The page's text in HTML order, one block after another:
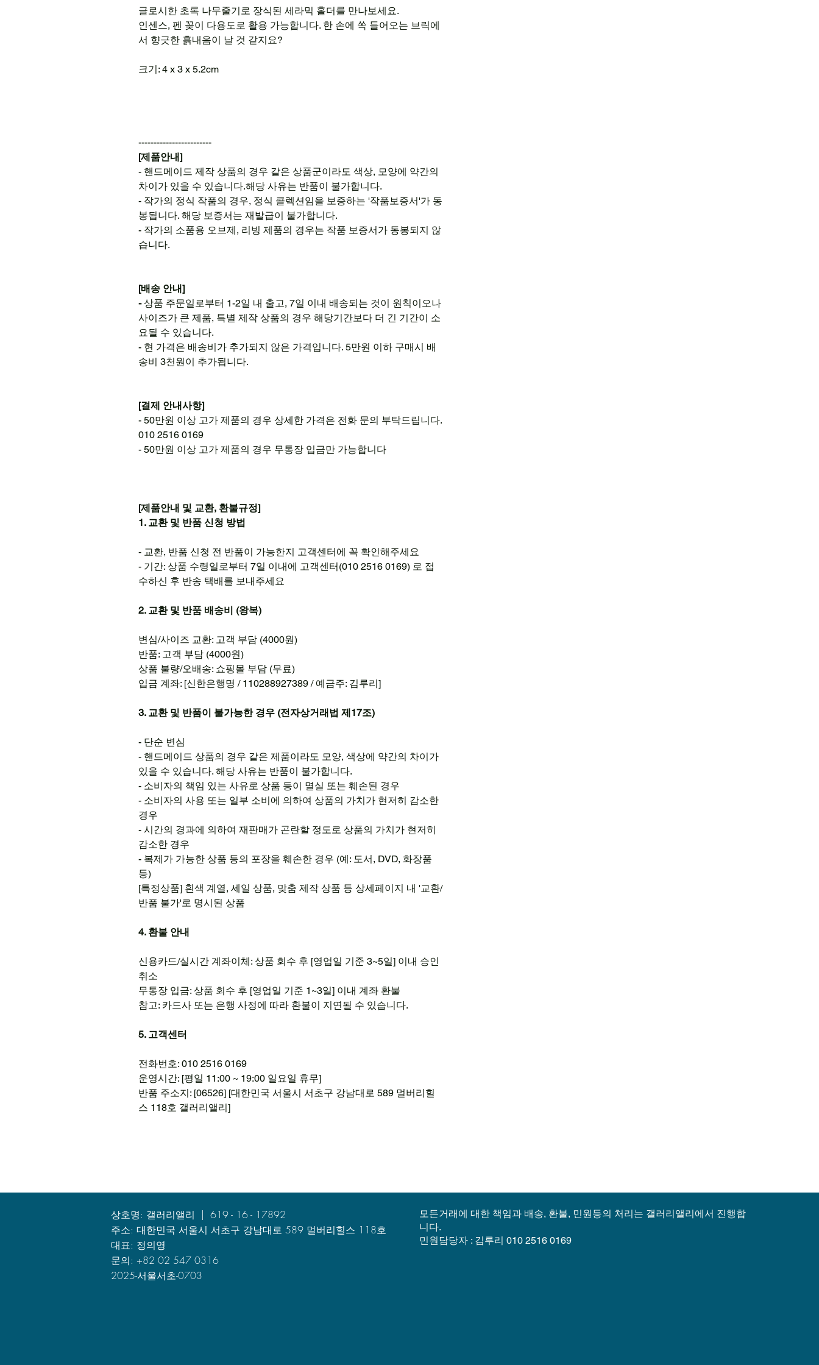
글로시한 초록 나무줄기로 장식된 세라믹 홀더를 만나보세요.
인센스, 펜 꽂이 다용도로 활용 가능합니다. 한 손에 쏙 들어오는 브릭에
서 향긋한 흙내음이 날 것 같지요?
크기: 4 x 3 x 5.2cm
------------------------
[제품안내]
- 핸드메이드 제작 상품의 경우 같은 상품군이라도 색상, 모양에 약간의
차이가 있을 수 있습니다.해당 사유는 반품이 불가합니다.
- 작가의 정식 작품의 경우, 정식 콜렉션임을 보증하는 '작품보증서'가 동
봉됩니다. 해당 보증서는 재발급이 불가합니다.
- 작가의 소품용 오브제, 리빙 제품의 경우는 작품 보증서가 동봉되지 않
습니다.
[배송 안내]
-상품 주문일로부터 1-2일 내 출고, 7일 이내 배송되는 것이 원칙이오나
사이즈가 큰 제품, 특별 제작 상품의 경우 해당기간보다 더 긴 기간이 소
요될 수 있습니다.
- 현 가격은 배송비가 추가되지 않은 가격입니다. 5만원 이하 구매시 배
송비 3천원이 추가됩니다.
[결제 안내사항]
- 50만원 이상 고가 제품의 경우 상세한 가격은 전화 문의 부탁드립니다.
010 2516 0169
- 50만원 이상 고가 제품의 경우 무통장 입금만 가능합니다
[제품안내 및 교환, 환불규정]
1. 교환 및 반품 신청 방법
- 교환, 반품 신청 전 반품이 가능한지 고객센터에 꼭 확인해주세요
- 기간: 상품 수령일로부터 7일 이내에 고객센터(010 2516 0169) 로 접
수하신 후 반송 택배를 보내주세요
2. 교환 및 반품 배송비 (왕복)
변심/사이즈 교환: 고객 부담 (4000원)
반품: 고객 부담 (4000원)
상품 불량/오배송: 쇼핑몰 부담 (무료)
입금 계좌: [신한은행명 / 110288927389 / 예금주: 김루리]
3. 교환 및 반품이 불가능한 경우 (전자상거래법 제17조)
- 단순 변심
- 핸드메이드 상품의 경우 같은 제품이라도 모양, 색상에 약간의 차이가
있을 수 있습니다. 해당 사유는 반품이 불가합니다.
- 소비자의 책임 있는 사유로 상품 등이 멸실 또는 훼손된 경우
- 소비자의 사용 또는 일부 소비에 의하여 상품의 가치가 현저히 감소한
경우
- 시간의 경과에 의하여 재판매가 곤란할 정도로 상품의 가치가 현저히
감소한 경우
- 복제가 가능한 상품 등의 포장을 훼손한 경우 (예: 도서, DVD, 화장품
등)
[특정상품] 흰색 계열, 세일 상품, 맞춤 제작 상품 등 상세페이지 내 '교환/
반품 불가'로 명시된 상품
4. 환불 안내
신용카드/실시간 계좌이체: 상품 회수 후 [영업일 기준 3~5일] 이내 승인
취소
무통장 입금: 상품 회수 후 [영업일 기준 1~3일] 이내 계좌 환불
참고: 카드사 또는 은행 사정에 따라 환불이 지연될 수 있습니다.
5. 고객센터
전화번호: 010 2516 0169
운영시간: [평일 11:00 ~ 19:00 일요일 휴무]
반품 주소지: [06526] [대한민국 서울시 서초구 강남대로 589 멀버리힐
스 118호​ 갤러리앨리]
모든거래에 대한 책임과 배송, 환불, 민원등의 처리는 갤러리앨리에서 진행합
니다.
민원담당자 : 김루리 010 2516 0169
상호명: 갤러리앨리 | 619 - 16 - 17892
주소: 대한민국 서울시 서초구 강남대로 589 멀버리힐스 118호​
대표: 정의영
문의: +82 02 547 0316
2025-서울서초-0703